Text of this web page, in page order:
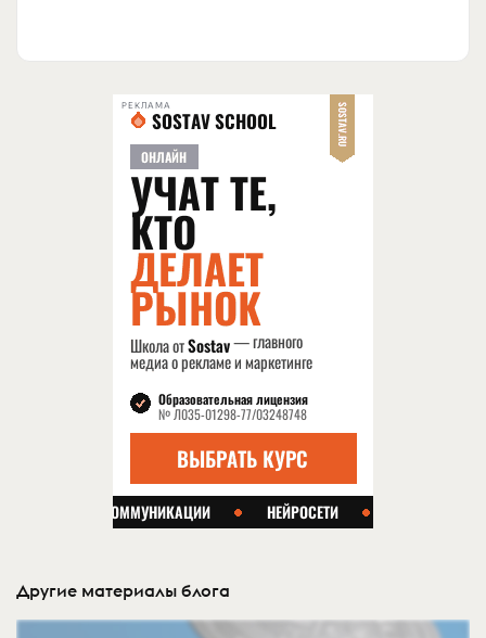
РЕКЛАМА
Другие материалы блога